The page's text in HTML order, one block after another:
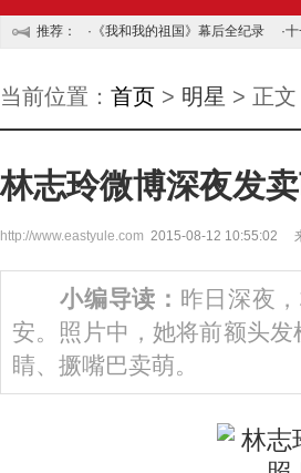
推荐： · 《我和我的祖国》幕后全纪录 ·
当前位置： 首页 > 明星 > 正文
林志玲微博深夜发
http://www.eastyule.com 2015-08-12 10:55:02
小编导读： 昨日深夜
安。照片中，她将前额头
睛、撅嘴巴卖萌。